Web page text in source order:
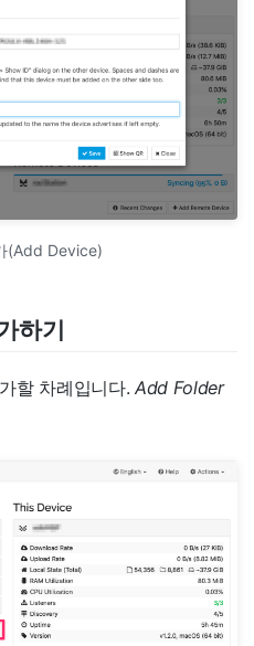
(Add Device)
하기
할 차례입니다. Add Folder